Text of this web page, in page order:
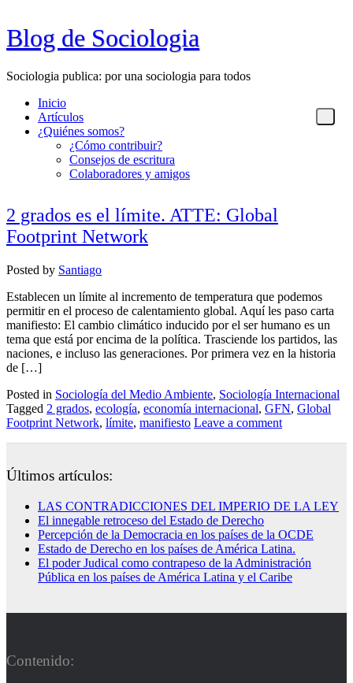
Blog de Sociologia
Sociologia publica: por una sociologia para todos
Inicio
Artículos
¿Quiénes somos?
¿Cómo contribuir?
Consejos de escritura
Colaboradores y amigos
2 grados es el límite. ATTE: Global
Footprint Network
Posted by Santiago
Establecen un límite al incremento de temperatura que podemos
permitir en el proceso de calentamiento global. Aquí les paso carta
manifiesto: El cambio climático inducido por el ser humano es un
tema que está por encima de la política. Trasciende los partidos, las
naciones, e incluso las generaciones. Por primera vez en la historia
de […]
Posted in Sociología del Medio Ambiente, Sociología Internacional
Tagged 2 grados, ecología, economía internacional, GFN, Global
Footprint Network, límite, manifiesto Leave a comment
Últimos artículos:
LAS CONTRADICCIONES DEL IMPERIO DE LA LEY
El innegable retroceso del Estado de Derecho
Percepción de la Democracia en los países de la OCDE
Estado de Derecho en los países de América Latina.
El poder Judical como contrapeso de la Administración
Pública en los países de América Latina y el Caribe
Contenido: